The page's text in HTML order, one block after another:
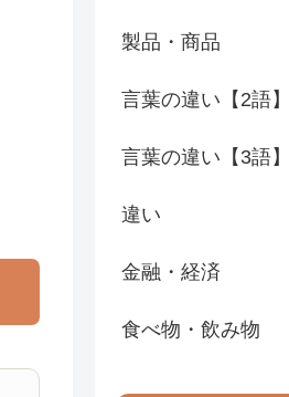
製品・商品
言葉の違い【2語】
言葉の違い【3語】
違い
金融・経済
食べ物・飲み物